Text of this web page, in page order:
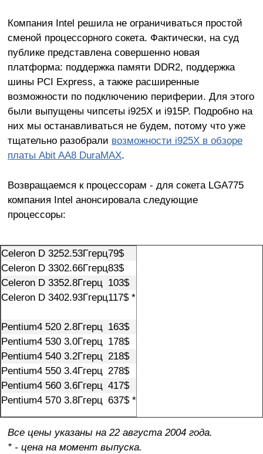
Компания Intel решила не ограничиваться простой
сменой процессорного сокета. Фактически, на суд
публике представлена совершенно новая
платформа: поддержка памяти DDR2, поддержка
шины PCI Express, а также расширенные
возможности по подключению периферии. Для этого
были выпущены чипсеты i925X и i915P. Подробно на
них мы останавливаться не будем, потому что уже
тщательно разобрали возможности i925X в обзоре
платы Abit AA8 DuraMAX.
Возвращаемся к процессорам - для сокета LGA775
компания Intel анонсировала следующие
процессоры:
Celeron D 3252.53Ггерц79$
Celeron D 3302.66Ггерц83$
Celeron D 3352.8Ггерц 103$
Celeron D 3402.93Ггерц117$ *
Pentium4 520 2.8Ггерц 163$
Pentium4 530 3.0Ггерц 178$
Pentium4 540 3.2Ггерц 218$
Pentium4 550 3.4Ггерц 278$
Pentium4 560 3.6Ггерц 417$
Pentium4 570 3.8Ггерц 637$ *
Все цены указаны на 22 августа 2004 года.
* - цена на момент выпуска.